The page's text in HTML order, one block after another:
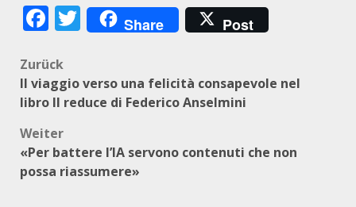
Facebook
Twitter
Share Post
Beitragsnavigation
Zurück
Il viaggio verso una felicità consapevole nel
libro Il reduce di Federico Anselmini
Weiter
«Per battere l’IA servono contenuti che non
possa riassumere»